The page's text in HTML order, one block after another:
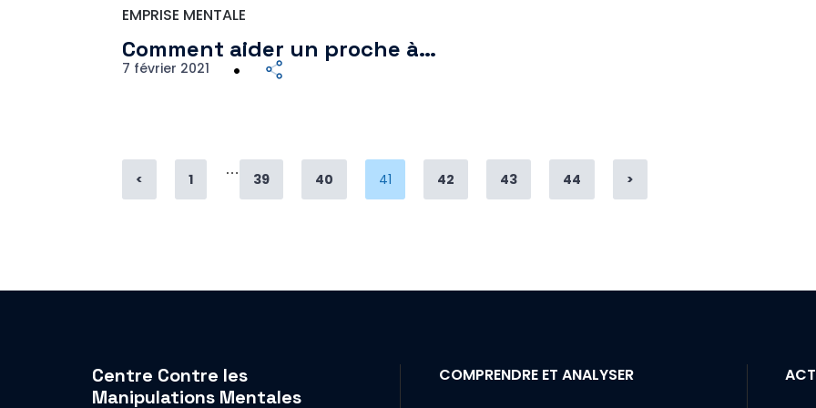
EMPRISE MENTALE
Comment aider un proche à…
7 février 2021
< Page
1
…
Page
39 Page
40 Page
41 Page
42 Page
43 Page
44 >
Centre Contre les
Manipulations Mentales
COMPRENDRE ET ANALYSER